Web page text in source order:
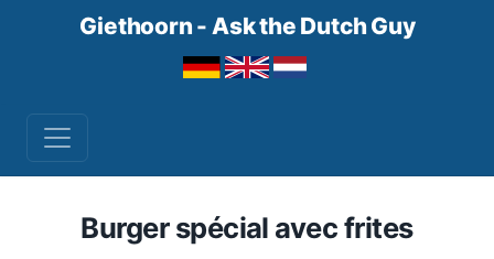
Giethoorn - Ask the Dutch Guy
Burger spécial avec frites